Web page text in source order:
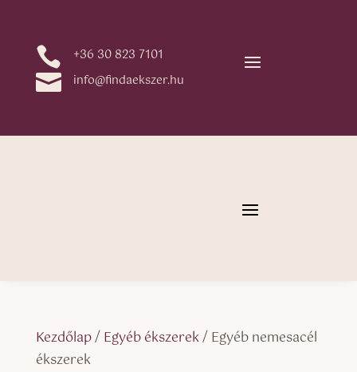
 +36 30 823 7101
 info@findaekszer.hu
Kezdőlap/Egyéb ékszerek/ Egyéb nemesacél
ékszerek